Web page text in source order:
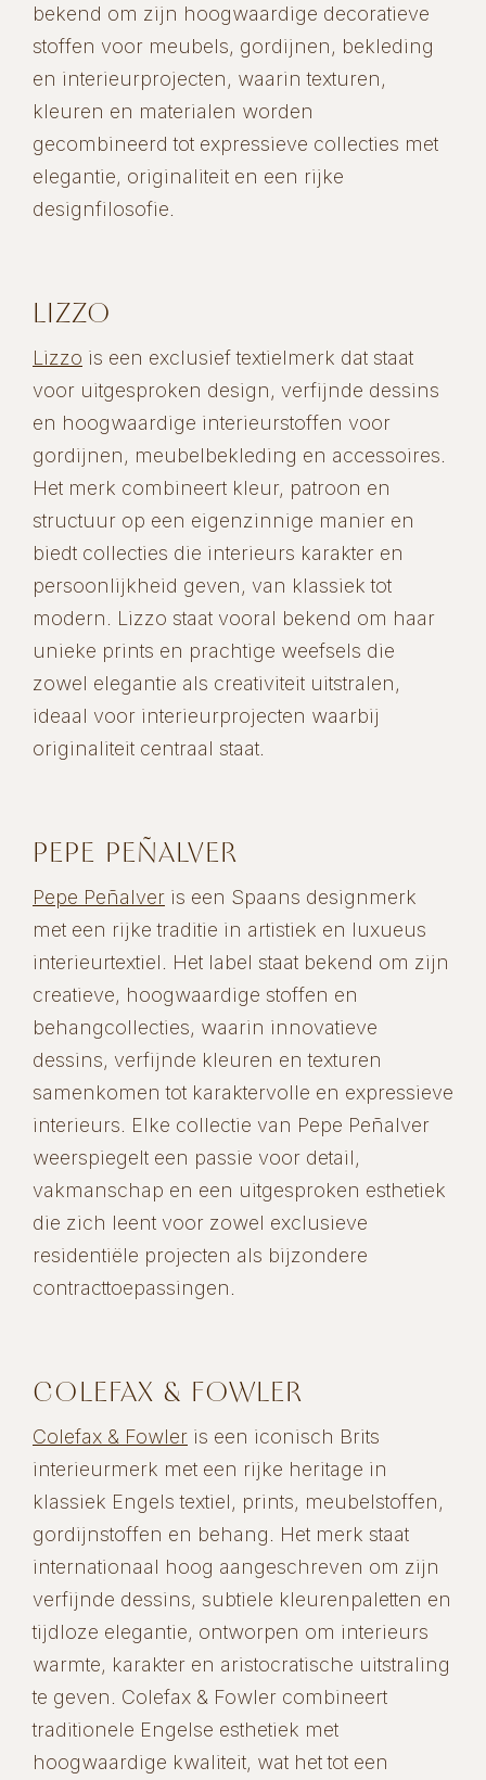
bekend om zijn hoogwaardige decoratieve
stoffen voor meubels, gordijnen, bekleding
en interieurprojecten, waarin texturen,
kleuren en materialen worden
gecombineerd tot expressieve collecties met
elegantie, originaliteit en een rijke
designfilosofie.
LIZZO
Lizzo is een exclusief textielmerk dat staat
voor uitgesproken design, verfijnde dessins
en hoogwaardige interieurstoffen voor
gordijnen, meubelbekleding en accessoires.
Het merk combineert kleur, patroon en
structuur op een eigenzinnige manier en
biedt collecties die interieurs karakter en
persoonlijkheid geven, van klassiek tot
modern. Lizzo staat vooral bekend om haar
unieke prints en prachtige weefsels die
zowel elegantie als creativiteit uitstralen,
ideaal voor interieurprojecten waarbij
originaliteit centraal staat.
PEPE PEÑALVER
Pepe Peñalver is een Spaans designmerk
met een rijke traditie in artistiek en luxueus
interieurtextiel. Het label staat bekend om zijn
creatieve, hoogwaardige stoffen en
behangcollecties, waarin innovatieve
dessins, verfijnde kleuren en texturen
samenkomen tot karaktervolle en expressieve
interieurs. Elke collectie van Pepe Peñalver
weerspiegelt een passie voor detail,
vakmanschap en een uitgesproken esthetiek
die zich leent voor zowel exclusieve
residentiële projecten als bijzondere
contracttoepassingen.
COLEFAX & FOWLER
Colefax & Fowler is een iconisch Brits
interieurmerk met een rijke heritage in
klassiek Engels textiel, prints, meubelstoffen,
gordijnstoffen en behang. Het merk staat
internationaal hoog aangeschreven om zijn
verfijnde dessins, subtiele kleurenpaletten en
tijdloze elegantie, ontworpen om interieurs
warmte, karakter en aristocratische uitstraling
te geven. Colefax & Fowler combineert
traditionele Engelse esthetiek met
hoogwaardige kwaliteit, wat het tot een